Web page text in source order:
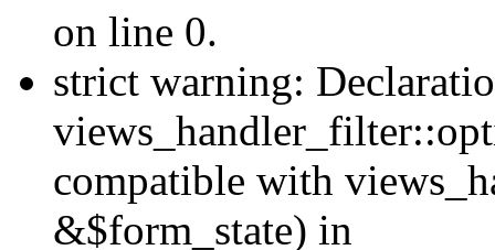
on line 0.
strict warning:
compatible with
&$form_state) in